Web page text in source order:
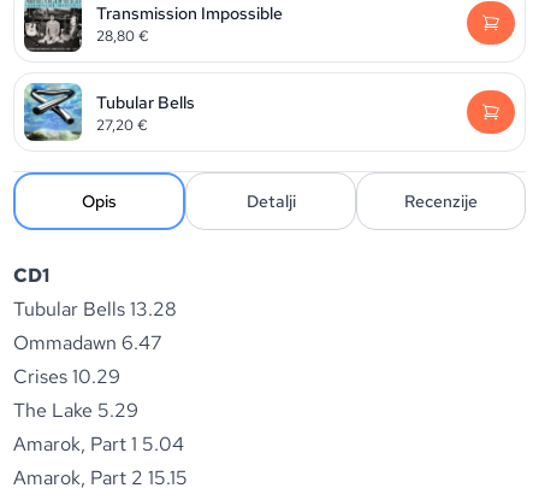
Transmission Impossible
28,80€
Tubular Bells
27,20€
Opis Detalji Recenzije
CD1
Tubular Bells 13.28
Ommadawn 6.47
Crises 10.29
The Lake 5.29
Amarok, Part 1 5.04
Amarok, Part 2 15.15